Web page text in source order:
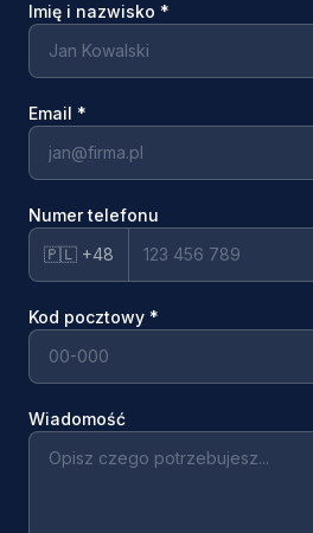
Imię i nazwisko *
Email *
Numer telefonu
🇵🇱 +48
Kod pocztowy *
Wiadomość